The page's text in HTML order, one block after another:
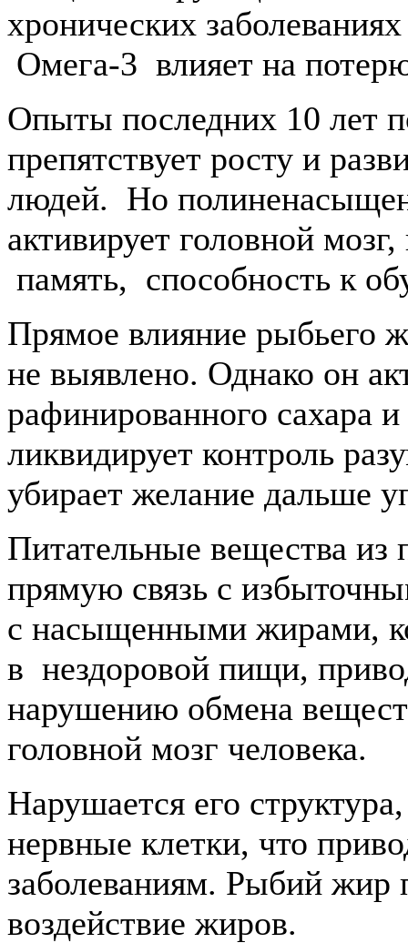
хронических
Омега-3 влияет на
Опыты последних 10 лет
препятствует росту и
людей. Но
активирует головной
память, способность к
Прямое влияние рыбьего
не выявлено. Однако он
рафинированного
ликвидирует контроль
убирает желание дальше
Питательные вещества из
прямую связь с
с насыщенными жирами,
в нездоровой пищи,
нарушению обмена
головной мозг человека.
Нарушается его
нервные клетки, что
заболеваниям. Рыбий жир
воздействие жиров.